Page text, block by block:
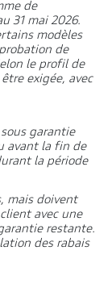
de
31 mai 2026.
modèles
de
le profil de
exigée, avec
garantie
avant la fin de
la période
mais doivent
avec une
restante.
des rabais